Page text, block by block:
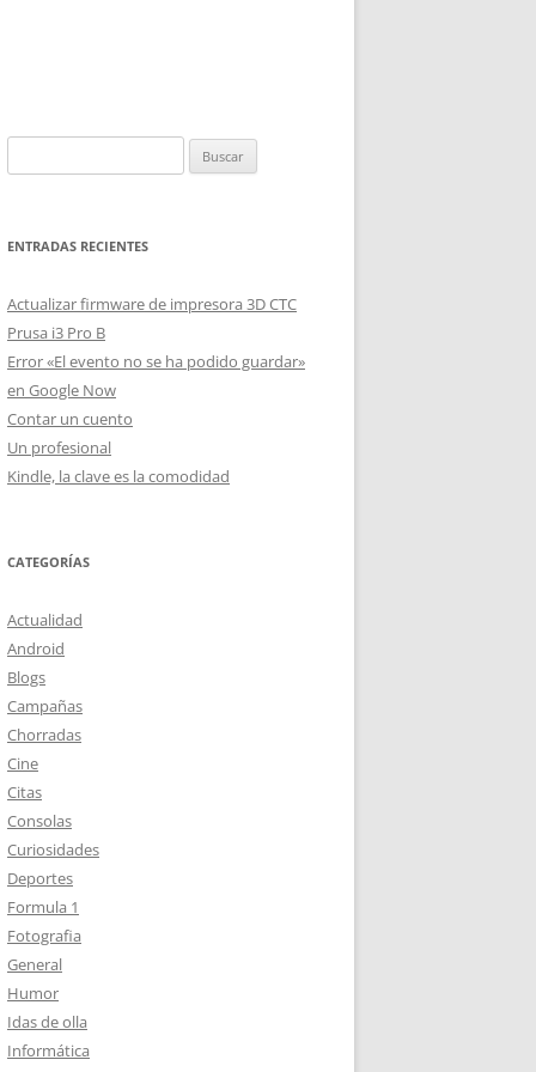
ENTRADAS RECIENTES
Actualizar firmware de impresora 3D CTC
Prusa i3 Pro B
Error «El evento no se ha podido guardar»
en Google Now
Contar un cuento
Un profesional
Kindle, la clave es la comodidad
CATEGORÍAS
Actualidad
Android
Blogs
Campañas
Chorradas
Cine
Citas
Consolas
Curiosidades
Deportes
Formula 1
Fotografia
General
Humor
Idas de olla
Informática